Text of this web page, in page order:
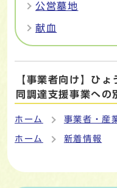
公営墓地
献血
【事業者向け】ひ
同調達支援事業への
ホーム 事業者・産
ホーム 新着情報